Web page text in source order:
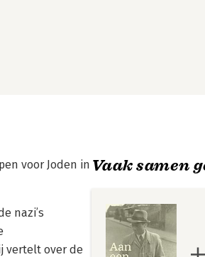
voor Joden in
nazi’s
vertelt over de
Vaak samen